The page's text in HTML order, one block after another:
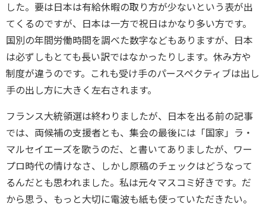
した。要は日本は有給休暇の取り方が少ないという表が出
てくるのですが、日本は一方で祝日はかなり多い方です。
国別の年間労働時間を調べた数字などもありますが、日本
は必ずしもとても長い訳ではなかったりします。休み方や
制度が違うのです。これも受け手のパースペクティブは出し
手の出し方に大きく左右されます。
フランス大統領選は終わりましたが、日本を出る前の記事
では、両候補の支援者とも、集会の最後には「国家」ラ・
マルセイエーズを歌うのだ、と書いてありましたが、ワー
プロ時代の情けなさ、しかし原稿のチェックはどうなって
るんだとも思われました。私は元々マスコミ好きです。だ
から思う、もっと大切に電波も紙も使っていただきたい。